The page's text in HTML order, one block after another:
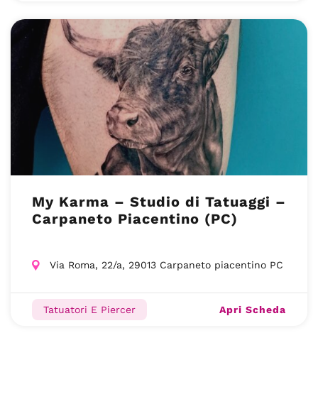
My Karma – Studio di Tatuaggi –
Carpaneto Piacentino (PC)
Via Roma, 22/a, 29013 Carpaneto piacentino PC
Tatuatori E Piercer Apri Scheda